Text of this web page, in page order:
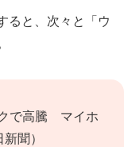
ると、次々と「ウ
クで高騰 マイホ
聞）